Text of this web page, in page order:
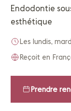
Endodontie
esthétique
Les lundis,
Reçoit en
Prendre